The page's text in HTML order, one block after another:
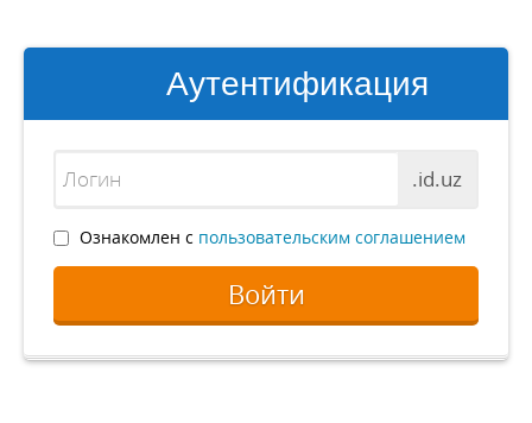
Аутентификация
.id.uz
Ознакомлен с пользовательским соглашением
Войти